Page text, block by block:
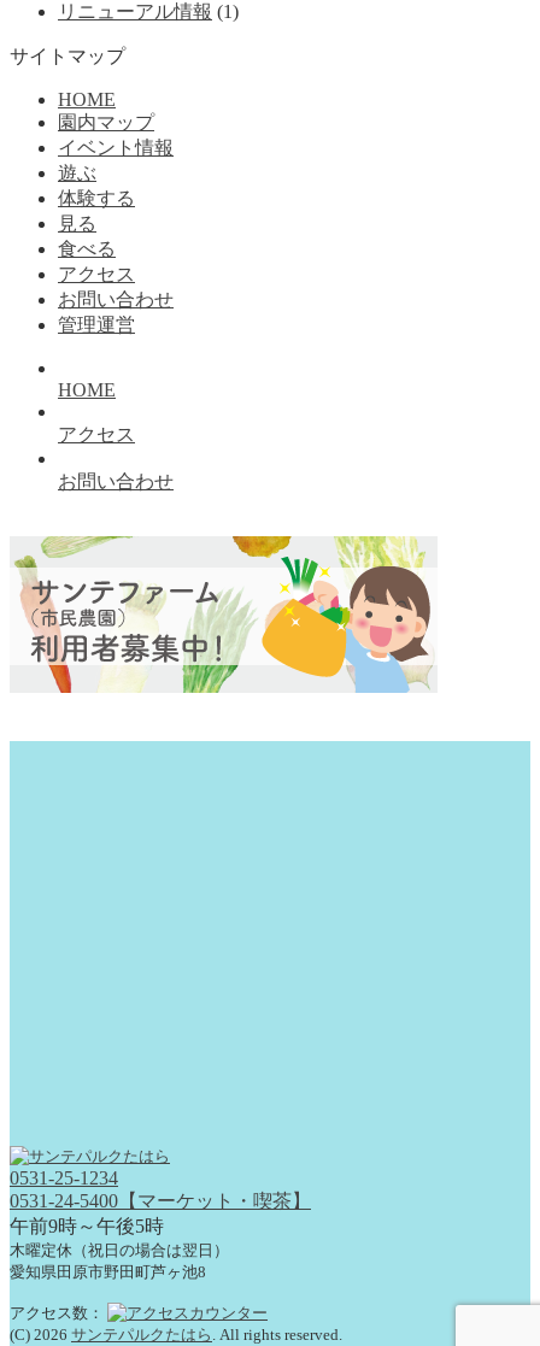
リニューアル情報 (1)
サイトマップ
HOME
園内マップ
イベント情報
遊ぶ
体験する
見る
食べる
アクセス
お問い合わせ
管理運営
HOME
アクセス
お問い合わせ
0531-25-1234
0531-24-5400【マーケット・喫茶】
午前9時～午後5時
木曜定休（祝日の場合は翌日）
愛知県田原市野田町芦ヶ池8
アクセス数：
(C) 2026 サンテパルクたはら . All rights reserved.